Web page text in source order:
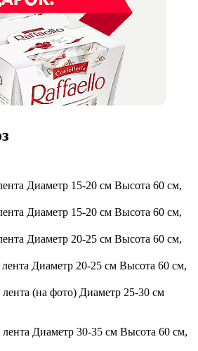
Диаметр 15-20 см Высота 60 см,
Диаметр 15-20 см Высота 60 см,
Диаметр 20-25 см Высота 60 см,
Диаметр 20-25 см Высота 60 см,
лента (на фото) Диаметр 25-30 см
Диаметр 30-35 см Высота 60 см,